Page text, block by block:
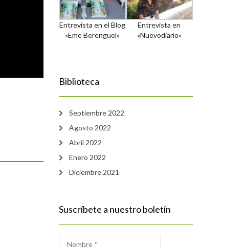
Entrevista en el Blog
«Eme Berenguel»
Entrevista en
«Nuevodiario»
Biblioteca
Septiembre 2022
Agosto 2022
Abril 2022
Enero 2022
Diciembre 2021
Suscríbete a nuestro boletín